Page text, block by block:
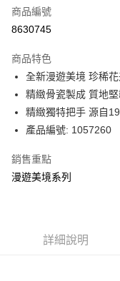
信用卡分期付款
合作金庫商業銀行
華南商業銀行
上海商業儲蓄銀行
國泰世華商業銀行
臺灣中小企業銀行
聯邦商業銀行
元大商業銀行
LINE Pay
Apple Pay
街口支付
運送方式
商品編號
8630745
商品特色
全新漫遊美境 珍稀
精緻骨瓷製成 質地
精緻獨特把手 源自
產品編號: 1057260
銷售重點
漫遊美境系列
詳細說明